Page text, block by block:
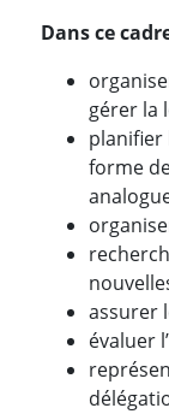
Dans ce
gérer la
planifier
forme
assurer
évaluer